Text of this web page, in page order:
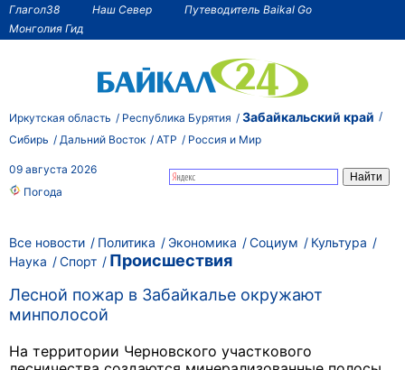
Глагол38 Наш Север
Путеводитель Baikal Go
Монголия Гид
Иркутская область Республика Бурятия Забайкальский край
Сибирь Дальний Восток АТР Россия и Мир
09 августа 2026
Погода
Все новости Политика Экономика Социум
Культура
Наука
Спорт
Происшествия
Лесной пожар в Забайкалье окружают
минполосой
На территории Черновского участкового